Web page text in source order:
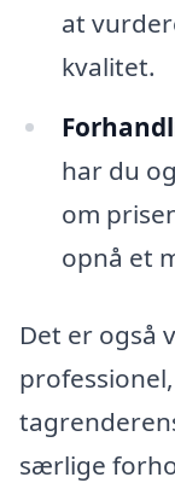
at
kvalitet.
har du
om
opnå et
Det er også
særlige